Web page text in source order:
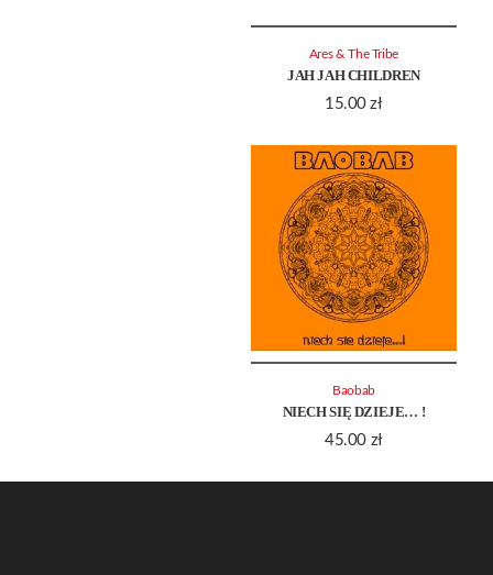
JAH JAH CHILDREN
15.00zł
Ares & The Tribe
NIECH SIĘ DZIEJE… !
45.00 zł
Baobab